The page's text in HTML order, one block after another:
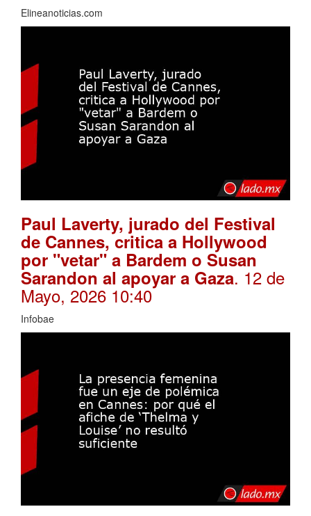
Elineanoticias.com
Paul Laverty, jurado del Festival
de Cannes, critica a Hollywood
por "vetar" a Bardem o Susan
Sarandon al apoyar a Gaza. 12 de
Mayo, 2026 10:40
Infobae